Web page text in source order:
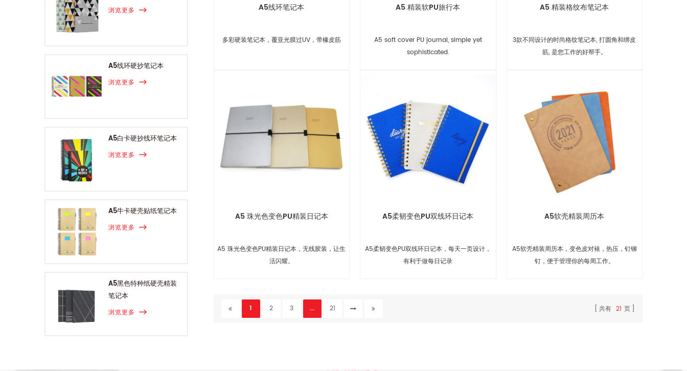
浏览更多
A5线环硬抄笔记本
浏览更多
A5白卡硬抄线环笔记本
浏览更多
A5牛卡硬壳贴纸笔记本
浏览更多
A5黑色特种纸硬壳精装
笔记本
浏览更多
A5线环笔记本
多彩硬装笔记本，覆亚光膜过UV，带橡皮筋
A5 精装软PU旅行本
A5 soft cover PU journal, simple yet
sophisticated.
A5 精装格纹布笔记本
3款不同设计的时尚格纹笔记本, 打圆角和绑皮
筋, 是您工作的好帮手。
A5 珠光色变色PU精装日记本
A5 珠光色变色PU精装日记本，无线胶装，让生
活闪耀。
A5柔韧变色PU双线环日记本
A5柔韧变色PU双线环日记本，每天一页设计，
有利于做每日记录
A5软壳精装周历本
A5软壳精装周历本，变色皮对裱，热压，钉铆
钉，便于管理你的每周工作。
1 2 3 ... 21 共有 21 页